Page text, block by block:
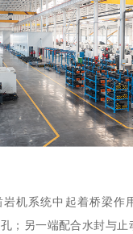
机系统中起着桥梁作
；另一端配合水封与止